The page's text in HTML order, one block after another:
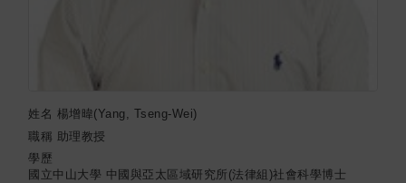
姓名 楊增暐(Yang, Tseng-Wei)
職稱 助理教授
學歷
國立中山大學 中國與亞太區域研究所(法律組)社會科學博士